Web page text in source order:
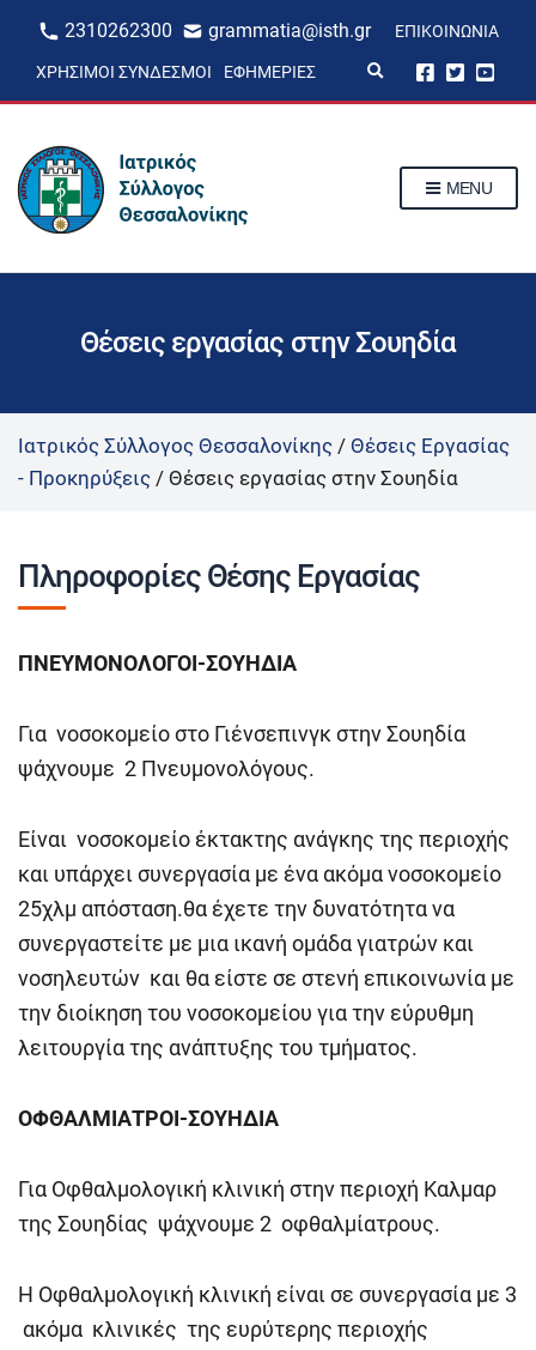
2310262300 grammatia@isth.gr ΕΠΙΚΟΙΝΩΝΊΑ
ΧΡΉΣΙΜΟΙ ΣΎΝΔΕΣΜΟΙ ΕΦΗΜΕΡΊΕΣ
p
m
MENU
Θέσεις εργασίας στην Σουηδία
Ιατρικός Σύλλογος Θεσσαλονίκης / Θέσεις Εργασίας
- Προκηρύξεις / Θέσεις εργασίας στην Σουηδία
Πληροφορίες Θέσης Εργασίας
ΠΝΕΥΜΟΝΟΛΟΓΟΙ-ΣΟΥΗΔΙΑ
Για νοσοκομείο στο Γιένσεπινγκ στην Σουηδία
ψάχνουμε 2 Πνευμονολόγους.
Είναι νοσοκομείο έκτακτης ανάγκης της περιοχής
και υπάρχει συνεργασία με ένα ακόμα νοσοκομείο
25χλμ απόσταση.θα έχετε την δυνατότητα να
συνεργαστείτε με μια ικανή ομάδα γιατρών και
νοσηλευτών και θα είστε σε στενή επικοινωνία με
την διοίκηση του νοσοκομείου για την εύρυθμη
λειτουργία της ανάπτυξης του τμήματος.
ΟΦΘΑΛΜΙΑΤΡΟΙ-ΣΟΥΗΔΙΑ
Για Οφθαλμολογική κλινική στην περιοχή Καλμαρ
της Σουηδίας ψάχνουμε 2 οφθαλμίατρους.
Η Οφθαλμολογική κλινική είναι σε συνεργασία με 3
ακόμα κλινικές της ευρύτερης περιοχής